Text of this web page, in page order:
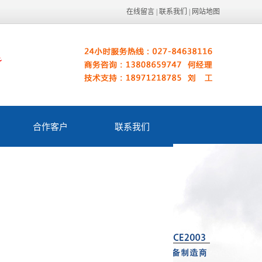
在线留言 联系我们 网站地图
合作客户 联系我们